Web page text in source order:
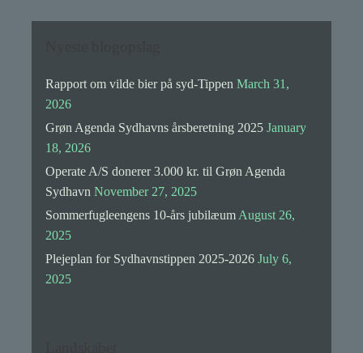
Rapport om vilde bier på syd-Tippen March 31,
2026
Grøn Agenda Sydhavns årsberetning 2025 January
18, 2026
Operate A/S donerer 3.000 kr. til Grøn Agenda
Sydhavn November 27, 2025
Sommerfugleengens 10-års jubilæum August 26,
2025
Plejeplan for Sydhavnstippen 2025-2026 July 6,
2025